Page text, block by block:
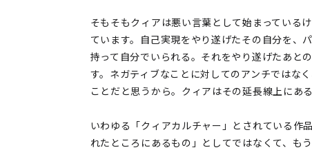
そもそもクィアは悪い言葉として始まっている
ています。自己実現をやり遂げたその自分を、
持って自分でいられる。それをやり遂げたあと
す。ネガティブなことに対してのアンチではな
ことだと思うから。クィアはその延長線上にあ
いわゆる「クィアカルチャー」とされている作
れたところにあるもの」としてではなくて、も